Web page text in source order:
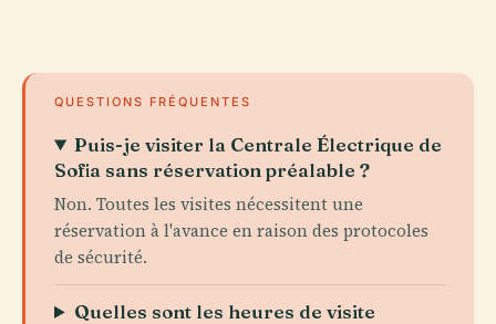
QUESTIONS FRÉQUENTES
Puis-je visiter la Centrale Électrique de
Sofia sans réservation préalable ?
Non. Toutes les visites nécessitent une
réservation à l'avance en raison des protocoles
de sécurité.
Quelles sont les heures de visite